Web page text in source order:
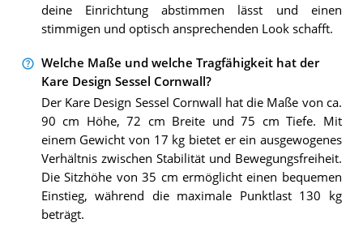
deine Einrichtung abstimmen lässt und einen
stimmigen und optisch ansprechenden Look schafft.
Welche Maße und welche Tragfähigkeit hat der
Kare Design Sessel Cornwall?
Der Kare Design Sessel Cornwall hat die Maße von ca.
90 cm Höhe, 72 cm Breite und 75 cm Tiefe. Mit
einem Gewicht von 17 kg bietet er ein ausgewogenes
Verhältnis zwischen Stabilität und Bewegungsfreiheit.
Die Sitzhöhe von 35 cm ermöglicht einen bequemen
Einstieg, während die maximale Punktlast 130 kg
beträgt.